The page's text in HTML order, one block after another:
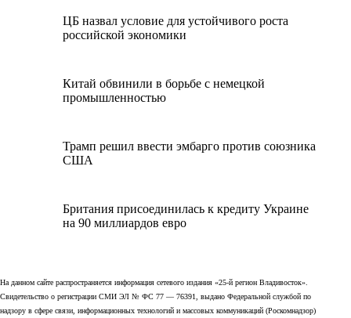
ЦБ назвал условие для устойчивого роста
российской экономики
Китай обвинили в борьбе с немецкой
промышленностью
Трамп решил ввести эмбарго против союзника
США
Британия присоединилась к кредиту Украине
на 90 миллиардов евро
На данном сайте распространяется информация сетевого издания «25-й регион Владивосток».
Свидетельство о регистрации СМИ ЭЛ № ФС 77 — 76391, выдано Федеральной службой по
надзору в сфере связи, информационных технологий и массовых коммуникаций (Роскомнадзор)